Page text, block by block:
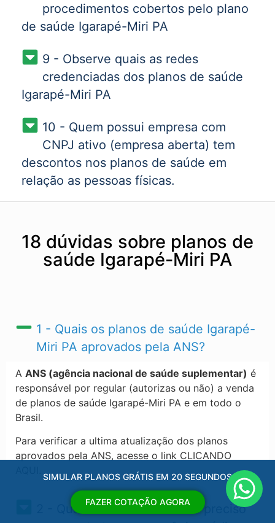
procedimentos cobertos pelo plano
de saúde Igarapé-Miri PA
9 - Observe quais as redes
credenciadas dos planos de saúde
Igarapé-Miri PA
10 - Quem possui empresa com
CNPJ ativo (empresa aberta) tem
descontos nos planos de saúde em
relação as pessoas físicas.
18 dúvidas sobre planos de
saúde Igarapé-Miri PA
1 - Quais os planos de saúde Igarapé-
Miri PA​ aprovados pela ANS?
A ANS (agência nacional de saúde suplementar) é
responsável por regular (autorizas ou não) a venda
de planos de saúde Igarapé-Miri PA​ e em todo o
Brasil.
Para verificar a ultima atualização dos planos
aprovados pela ANS, acesse o link CLICANDO
2 - Quais os documentos eu preciso
SIMULAR PLANOS GRÁTIS EM 20 SEGUNDOS
FAZER COTAÇÃO AGORA